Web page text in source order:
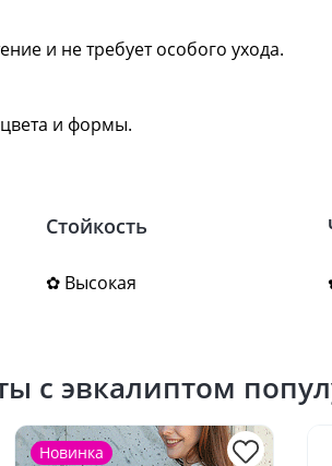
и не требует особого ухода.
цвета и формы.
Стойкость
✿ Высокая
с эвкалиптом
Новинка